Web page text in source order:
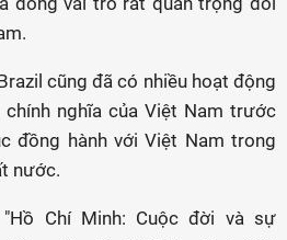
cũng đã có nhiều hoạt động
nghĩa của Việt Nam trước
đồng hành với Việt Nam trong
nước.
Chí Minh: Cuộc đời và sự